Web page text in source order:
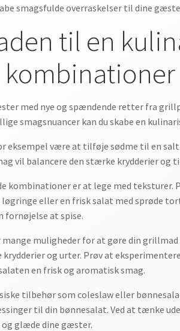
smagsfulde overraskelser til dine
til en
med nye og spændende retter fra
smagsnuancer kan du skabe en
eksempel være at tilføje sødme til en
vil balancere den stærke krydderier
kombinationer er at lege med
eller en frisk salat med sprøde
fornøjelse at spise.
muligheder for at gøre din
og urter. Prøv at
en frisk og aromatisk smag.
tilbehør som coleslaw eller
til din bønnesalat. Ved at tænke
og glæde dine gæster.